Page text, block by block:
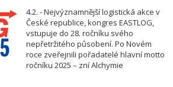
4.2. - Nejvýznamnější logistická akce v
České republice, kongres EASTLOG,
vstupuje do 28. ročníku svého
nepřetržitého působení. Po Novém
roce zveřejnili pořadatelé hlavní motto
ročníku 2025 – zní Alchymie